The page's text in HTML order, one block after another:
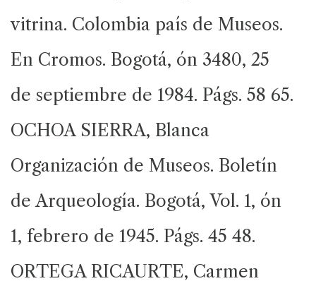
vitrina. Colombia país de Museos.
En Cromos. Bogotá, ón 3480, 25
de septiembre de 1984. Págs. 58 65.
OCHOA SIERRA, Blanca
Organización de Museos. Boletín
de Arqueología. Bogotá, Vol. 1, ón
1, febrero de 1945. Págs. 45 48.
ORTEGA RICAURTE, Carmen